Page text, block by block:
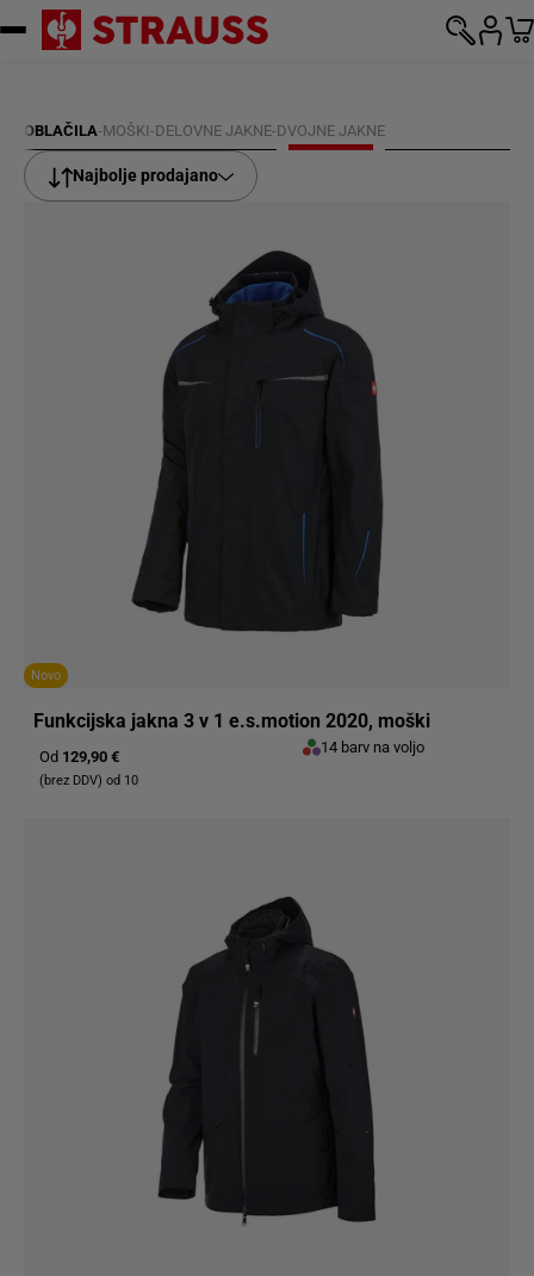
Preskoči na vsebino
OBLAČILA-MOŠKI-DELOVNE JAKNE-DVOJNE JAKNE
Najbolje prodajano
Novo
Funkcijska jakna 3 v 1 e.s.motion 2020, moški
Od 129,90 €
(brez DDV) od 10
14 barv na voljo